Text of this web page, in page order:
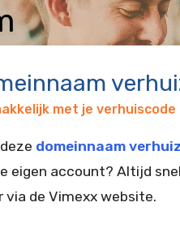
met je verhuiscode
domeinnaam
eigen account? Altijd
via de Vimexx website.